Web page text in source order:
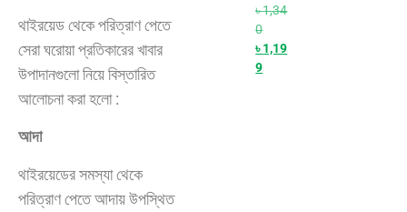
থাইরয়েড থেকে পরিত্রাণ পেতে
সেরা ঘরোয়া প্রতিকারের খাবার
উপাদানগুলো নিয়ে বিস্তারিত
আলোচনা করা হলো :
আদা
থাইরয়েডের সমস্যা থেকে
পরিত্রাণ পেতে আদায় উপস্থিত
৳1,34
0
৳1,19
9